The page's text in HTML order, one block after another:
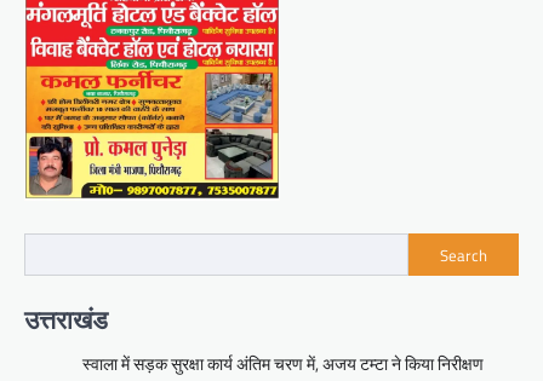
Search
उत्तराखंड
स्वाला में सड़क सुरक्षा कार्य अंतिम चरण में, अजय टम्टा ने किया निरीक्षण